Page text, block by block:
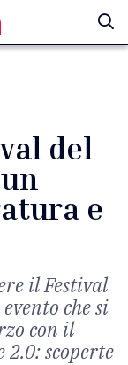
del
e
il Festival
che si
con il
scoperte